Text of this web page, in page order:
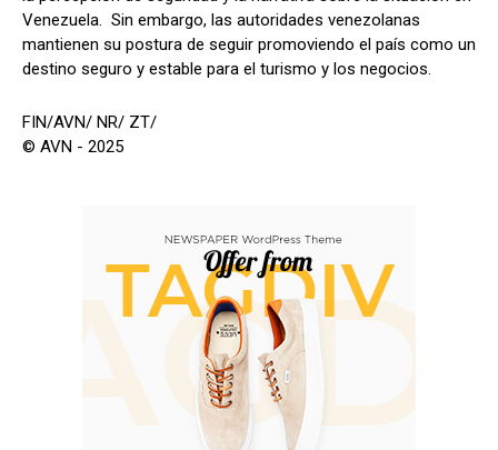
Venezuela. Sin embargo, las autoridades venezolanas
mantienen su postura de seguir promoviendo el país como un
destino seguro y estable para el turismo y los negocios.
FIN/AVN/ NR/ ZT/
© AVN - 2025